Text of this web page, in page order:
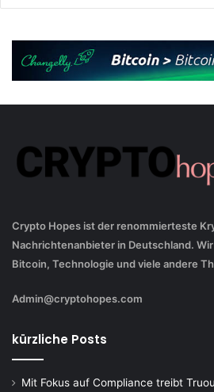
Crypto Hopes ist der renommierteste
Nachrichtenanbieter in Deutschland.
Bitcoin, Technologie und viele andere
Admin@cryptohopes.com
kürzliche Posts
Mit Fokus auf Compliance treibt